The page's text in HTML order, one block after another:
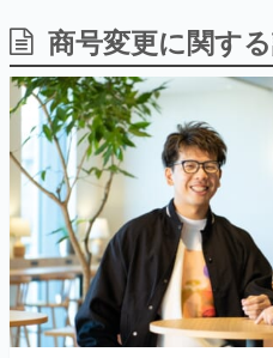
日本のコンテンツ産
画です。
日本モバイルゲ
日本のモバイルゲー
ルを網羅するほか、
解説を掲載。約20年
若ゲのいたり〜
『うつヌケ』『ペン
一先生によるゲーム
なんでゲームは
ゲーム開発者・
具体的な形から解き
です。
商号変更に関す